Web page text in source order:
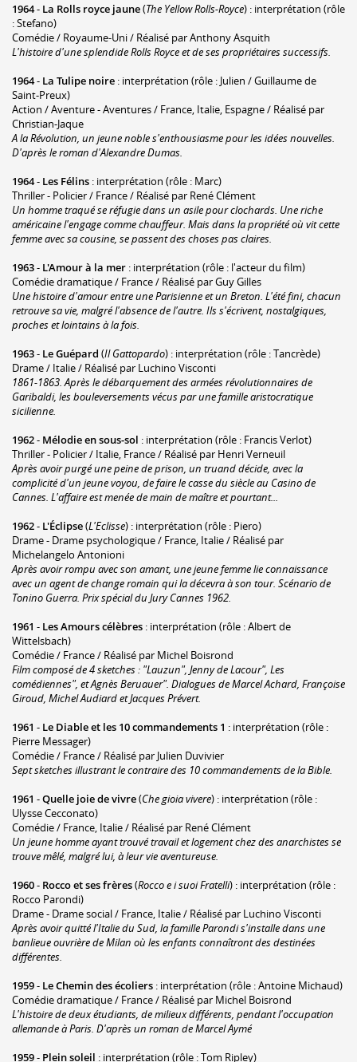
1964- La Rolls royce jaune(The Yellow Rolls-Royce) : interprétation (rôle
: Stefano)
Comédie / Royaume-Uni / Réalisé par Anthony Asquith
L'histoire d'une splendide Rolls Royce et de ses propriétaires successifs.
1964- La Tulipe noire : interprétation (rôle : Julien / Guillaume de
Saint-Preux)
Action / Aventure - Aventures / France, Italie, Espagne / Réalisé par
Christian-Jaque
A la Révolution, un jeune noble s'enthousiasme pour les idées nouvelles.
D'après le roman d'Alexandre Dumas.
1964- Les Félins : interprétation (rôle : Marc)
Thriller - Policier / France / Réalisé par René Clément
Un homme traqué se réfugie dans un asile pour clochards. Une riche
américaine l'engage comme chauffeur. Mais dans la propriété où vit cette
femme avec sa cousine, se passent des choses pas claires.
1963- L'Amour à la mer : interprétation (rôle : l'acteur du film)
Comédie dramatique / France / Réalisé par Guy Gilles
Une histoire d'amour entre une Parisienne et un Breton. L'été fini, chacun
retrouve sa vie, malgré l'absence de l'autre. Ils s'écrivent, nostalgiques,
proches et lointains à la fois.
1963- Le Guépard (Il Gattopardo) : interprétation (rôle : Tancrède)
Drame / Italie / Réalisé par Luchino Visconti
1861-1863. Après le débarquement des armées révolutionnaires de
Garibaldi, les bouleversements vécus par une famille aristocratique
sicilienne.
1962- Mélodie en sous-sol : interprétation (rôle : Francis Verlot)
Thriller - Policier / Italie, France / Réalisé par Henri Verneuil
Après avoir purgé une peine de prison, un truand décide, avec la
complicité d'un jeune voyou, de faire le casse du siècle au Casino de
Cannes. L'affaire est menée de main de maître et pourtant...
1962- L'Éclipse(L'Eclisse) : interprétation (rôle : Piero)
Drame - Drame psychologique / France, Italie / Réalisé par
Michelangelo Antonioni
Après avoir rompu avec son amant, une jeune femme lie connaissance
avec un agent de change romain qui la décevra à son tour. Scénario de
Tonino Guerra. Prix spécial du Jury Cannes 1962.
1961 - Les Amours célèbres : interprétation (rôle : Albert de
Wittelsbach)
Comédie / France / Réalisé par Michel Boisrond
Film composé de 4 sketches : "Lauzun", Jenny de Lacour", Les
comédiennes", et Agnès Beruauer". Dialogues de Marcel Achard, Françoise
Giroud, Michel Audiard et Jacques Prévert.
1961 - Le Diable et les 10 commandements 1 : interprétation (rôle :
Pierre Messager)
Comédie / France / Réalisé par Julien Duvivier
Sept sketches illustrant le contraire des 10 commandements de la Bible.
1961 -Quelle joie de vivre(Che gioia vivere) : interprétation (rôle :
Ulysse Cecconato)
Comédie / France, Italie / Réalisé par René Clément
Un jeune homme ayant trouvé travail et logement chez des anarchistes se
trouve mêlé, malgré lui, à leur vie aventureuse.
1960- Rocco et ses frères(Rocco e i suoi Fratelli) : interprétation (rôle :
Rocco Parondi)
Drame - Drame social / France, Italie / Réalisé par Luchino Visconti
Après avoir quitté l'Italie du Sud, la famille Parondi s'installe dans une
banlieue ouvrière de Milan où les enfants connaîtront des destinées
différentes.
1959- Le Chemin des écoliers : interprétation (rôle : Antoine Michaud)
Comédie dramatique / France / Réalisé par Michel Boisrond
L'histoire de deux étudiants, de milieux différents, pendant l'occupation
allemande à Paris. D'après un roman de Marcel Aymé
1959- Plein soleil : interprétation (rôle : Tom Ripley)